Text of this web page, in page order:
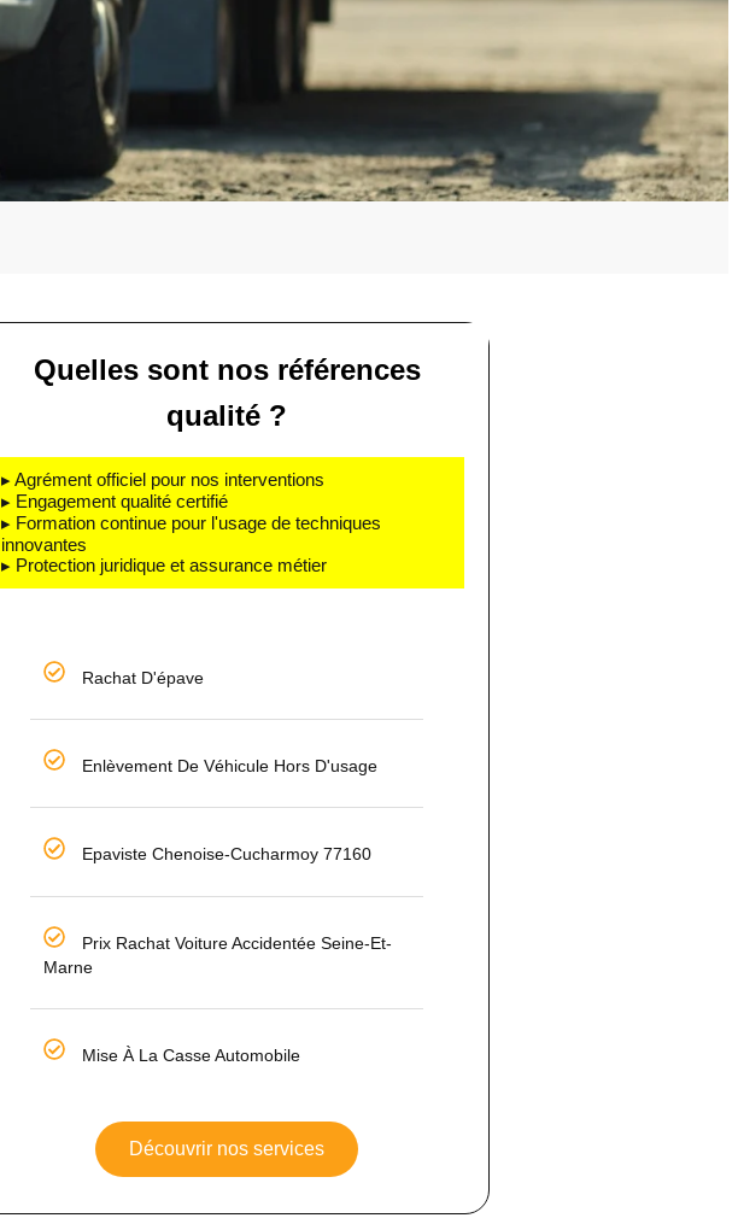
Quelles sont nos références
qualité ?
▸ Agrément officiel pour nos interventions
▸ Engagement qualité certifié
▸ Formation continue pour l'usage de techniques
innovantes
▸ Protection juridique et assurance métier
Rachat D'épave
Enlèvement De Véhicule Hors D'usage
Epaviste Chenoise-Cucharmoy 77160
Prix Rachat Voiture Accidentée Seine-Et-
Marne
Mise À La Casse Automobile
Découvrir nos services